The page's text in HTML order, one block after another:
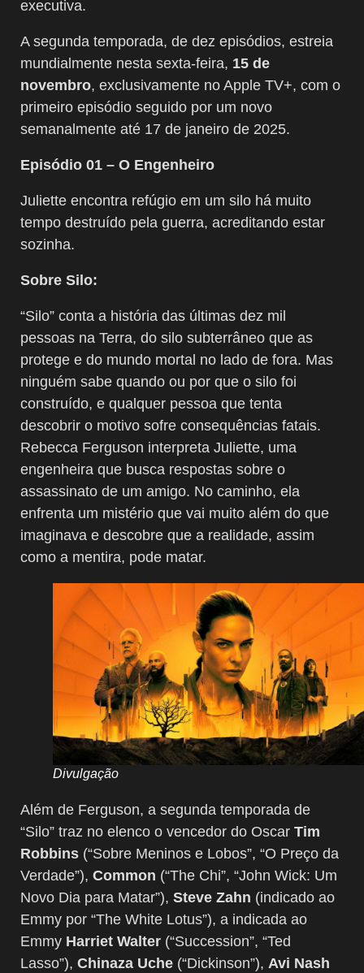
executiva.
A segunda temporada, de dez episódios, estreia
mundialmente nesta sexta-feira, 15 de
novembro, exclusivamente no Apple TV+, com o
primeiro episódio seguido por um novo
semanalmente até 17 de janeiro de 2025.
Episódio 01 – O Engenheiro
Juliette encontra refúgio em um silo há muito
tempo destruído pela guerra, acreditando estar
sozinha.
Sobre Silo:
“Silo” conta a história das últimas dez mil
pessoas na Terra, do silo subterrâneo que as
protege e do mundo mortal no lado de fora. Mas
ninguém sabe quando ou por que o silo foi
construído, e qualquer pessoa que tenta
descobrir o motivo sofre consequências fatais.
Rebecca Ferguson interpreta Juliette, uma
engenheira que busca respostas sobre o
assassinato de um amigo. No caminho, ela
enfrenta um mistério que vai muito além do que
imaginava e descobre que a realidade, assim
como a mentira, pode matar.
Divulgação
Além de Ferguson, a segunda temporada de
“Silo” traz no elenco o vencedor do Oscar Tim
Robbins (“Sobre Meninos e Lobos”, “O Preço da
Verdade”), Common (“The Chi”, “John Wick: Um
Novo Dia para Matar”), Steve Zahn (indicado ao
Emmy por “The White Lotus”), a indicada ao
Emmy Harriet Walter (“Succession”, “Ted
Lasso”), Chinaza Uche (“Dickinson”), Avi Nash